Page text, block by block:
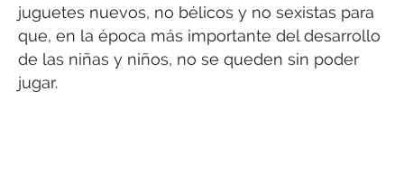
juguetes nuevos, no bélicos y no sexistas para
que, en la época más importante del desarrollo
de las niñas y niños, no se queden sin poder
jugar.